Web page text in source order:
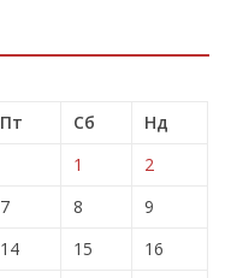
Пт Сб
Нд
1
2
7 8
9
14 15
16